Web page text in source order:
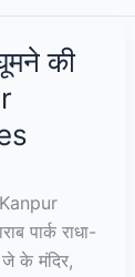
की
पार्क राधा-
के मंदिर,